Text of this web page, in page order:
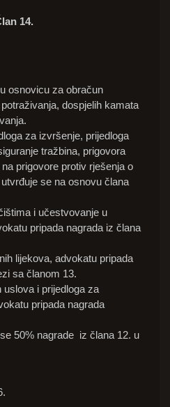
14.
za obračun
dospjelih kamata
za izvršenje, prijedloga
tražbina, prigovora
prigovore protiv rješenja o
se na osnovu člana
i učestvovanje u
pripada nagrada iz člana
lijekova, advokatu pripada
sa članom 13.
i prijedloga za
pripada nagrada
50% nagrade iz člana 12. u